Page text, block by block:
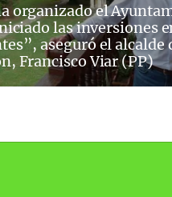
organizado el
las inversiones
aseguró el alcalde
Francisco Viar (PP)